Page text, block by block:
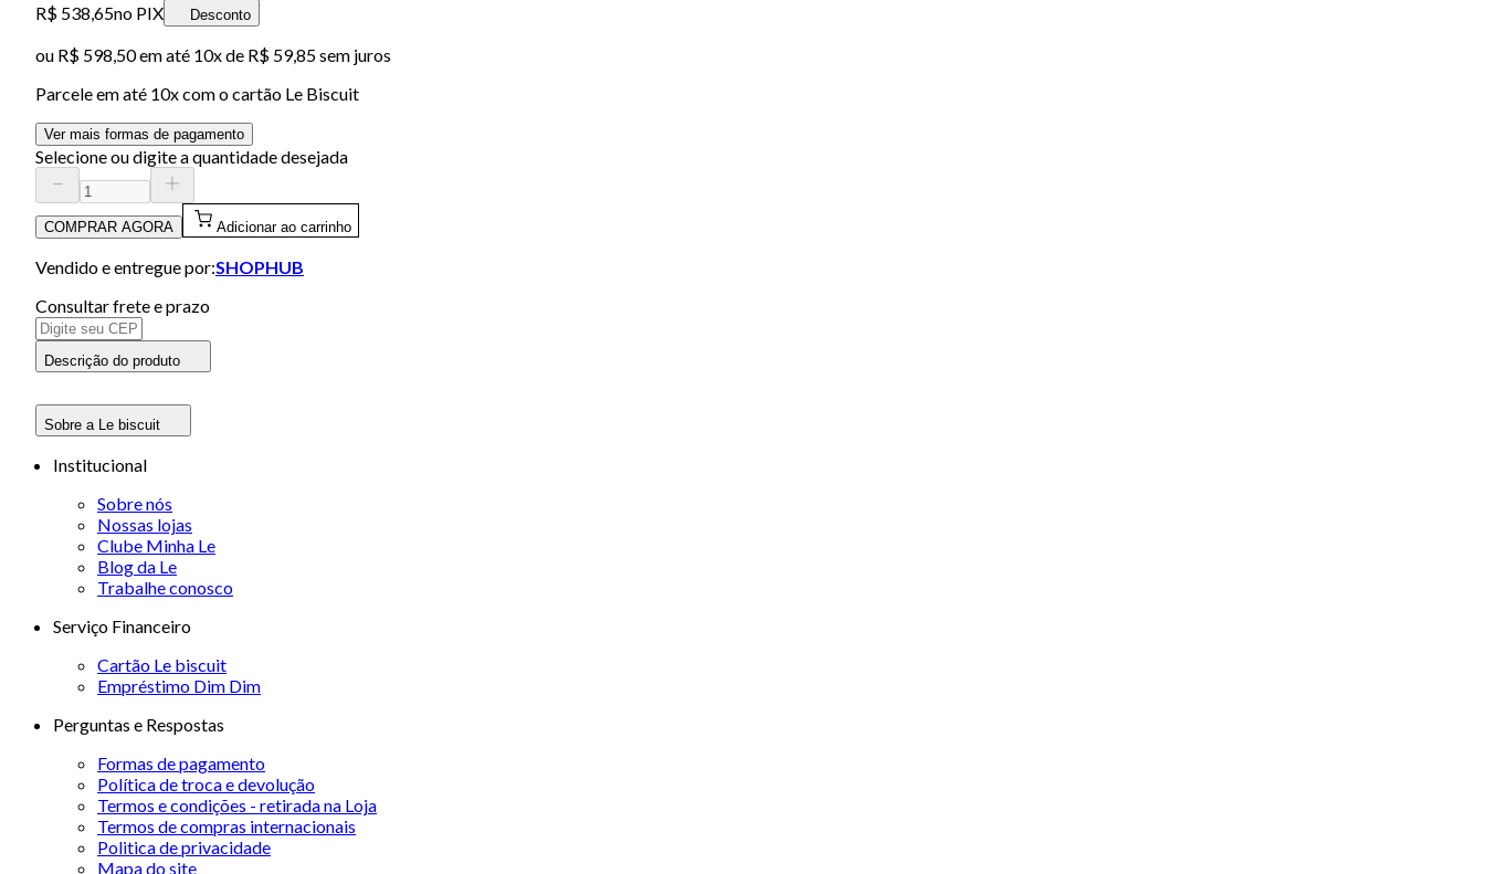
R$ 538,65no PIX Desconto
ou R$ 598,50em até 10x de R$ 59,85 sem juros
Parcele em até 10x com o cartão Le Biscuit
Ver mais formas de pagamento
Selecione ou digite a quantidade desejada
COMPRAR AGORA Adicionar ao carrinho
Vendido e entregue por:SHOPHUB
Consultar frete e prazo
Descrição do produto
Sobre a Le biscuit
Institucional
Sobre nós
Nossas lojas
Clube Minha Le
Blog da Le
Trabalhe conosco
Serviço Financeiro
Cartão Le biscuit
Empréstimo Dim Dim
Perguntas e Respostas
Formas de pagamento
Política de troca e devolução
Termos e condições - retirada na Loja
Termos de compras internacionais
Politica de privacidade
Mapa do site